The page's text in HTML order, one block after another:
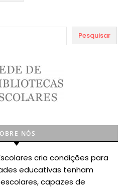
Pesquisar
NÓS
cria condições para
educativas tenham
capazes de